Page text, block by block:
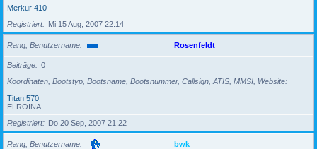
Merkur 410
Registriert
Mi 15 Aug, 2007 22:14
Rang, Benutzername Rosenfeldt
Beiträge
0
Koordinaten, Bootstyp, Bootsname, Bootsnummer, Callsign, ATIS, MMSI, Website
Titan 570
ELROINA
Registriert
Do 20 Sep, 2007 21:22
Rang, Benutzername bwk